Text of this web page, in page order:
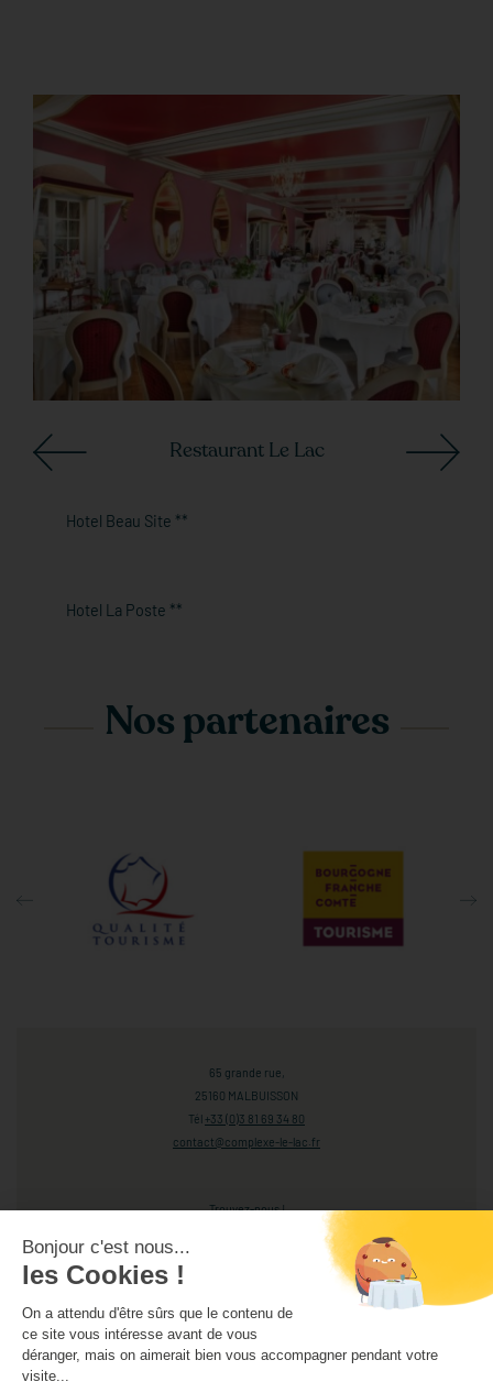
Bonjour c'est nous...
les Cookies !
On a attendu d'être sûrs que le contenu de
ce site vous intéresse avant de vous
déranger, mais on aimerait bien vous accompagner pendant votre
visite...
Restaurant Le Lac
Hotel Beau Site **
Hotel La Poste **
Nos partenaires
65 grande rue,
25160 MALBUISSON
Tél +33 (0)3 81 69 34 80
contact@complexe-le-lac.fr
Trouvez-nous !
Suivez-nous !